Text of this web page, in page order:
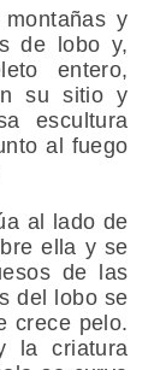
y
de lobo y,
entero,
su sitio y
escultura
al fuego
al lado de
ella y se
de las
del lobo se
crece pelo.
la criatura